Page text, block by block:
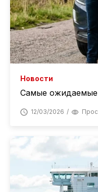
Новости
Самые ожидаемые
12/03/2026